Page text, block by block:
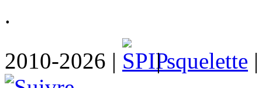
.
2010-2026 |
|squelette